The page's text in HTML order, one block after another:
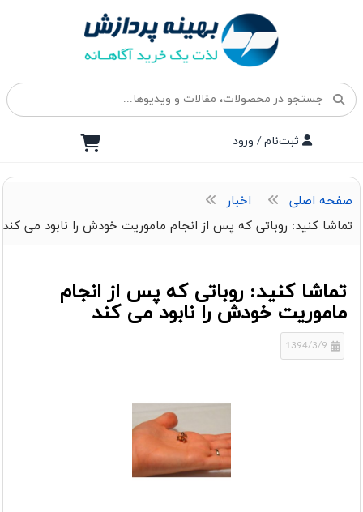
ثبت‌نام / ورود
صفحه اصلی
اخبار
تماشا کنید: روباتی که پس از انجام ماموریت خودش را نابود می کند
تماشا کنید: روباتی که پس از انجام
ماموریت خودش را نابود می کند